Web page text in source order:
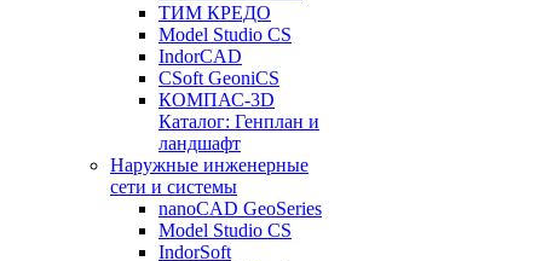
ТИМ КРЕДО
Model Studio CS
IndorCAD
CSoft GeoniCS
КОМПАС-3D
Каталог: Генплан и
ландшафт
Наружные инженерные
сети и системы
nanoCAD GeoSeries
Model Studio CS
IndorSoft